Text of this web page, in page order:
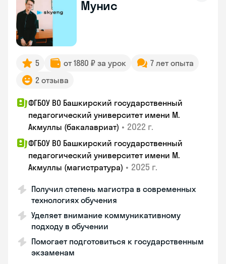
Мунис
5 от 1880 ₽ за урок
7 лет опыта
2 отзыва
ФГБОУ ВО Башкирский государственный
педагогический университет имени М.
Акмуллы (бакалавриат) • 2022 г.
ФГБОУ ВО Башкирский государственный
педагогический университет имени М.
Акмуллы (магистратура) • 2025 г.
Получил степень магистра в современных
технологиях обучения
Уделяет внимание коммуникативному
подходу в обучении
Помогает подготовиться к государственным
экзаменам